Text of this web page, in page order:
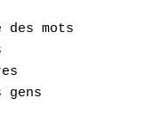
mots
gens